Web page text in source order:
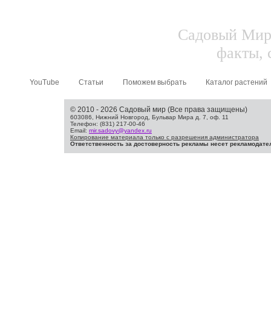
Садовый
факты,
YouTube Статьи Поможем выбрать Каталог растений
© 2010 - 2026 Садовый мир (Все права защищены)
603086, Нижний Новгород, Бульвар Мира д. 7, оф. 11
Телефон: (831) 217-00-46
Email: mir.sadovy@yandex.ru
Копирование материала только с разрешения администратора
Ответственность за достоверность рекламы несет